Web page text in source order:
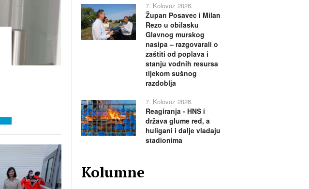
7. Kolovoz 2026.
Župan Posavec i Milan
Rezo u obilasku
Glavnog murskog
nasipa – razgovarali o
zaštiti od poplava i
stanju vodnih resursa
tijekom sušnog
razdoblja
7. Kolovoz 2026.
Reagiranja - HNS i
država glume red, a
huligani i dalje vladaju
stadionima
Kolumne